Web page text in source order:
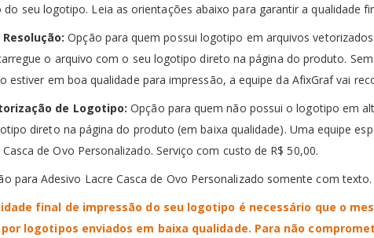
do seu logotipo. Leia as orientações abaixo para garantir a qualidade
Opção para quem possui logotipo em arquivos
o arquivo com o seu logotipo direto na página do produto.
estiver em boa qualidade para impressão, a equipe da AfixGraf vai
de Logotipo: Opção para quem não possui o logotipo em
direto na página do produto (em baixa qualidade). Uma equipe
de Ovo Personalizado. Serviço com custo de R$ 50,00.
para Adesivo Lacre Casca de Ovo Personalizado somente com
final de impressão do seu logotipo é necessário que o
logotipos enviados em baixa qualidade. Para não